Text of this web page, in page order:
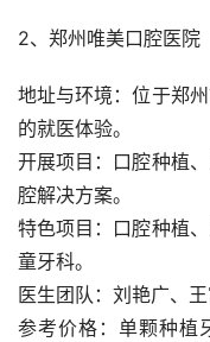
2、郑州唯美口腔医院
地址与环境：位于郑
的就医体验。
开展项目：口腔种植
腔解决方案。
特色项目：口腔种植
童牙科。
医生团队：刘艳广、
参考价格：单颗种植